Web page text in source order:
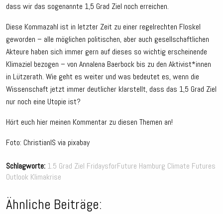
dass wir das sogenannte 1,5 Grad Ziel noch erreichen.
Diese Kommazahl ist in letzter Zeit zu einer regelrechten Floskel
geworden – alle möglichen politischen, aber auch gesellschaftlichen
Akteure haben sich immer gern auf dieses so wichtig erscheinende
Klimaziel bezogen – von Annalena Baerbock bis zu den Aktivist*innen
in Lützerath. Wie geht es weiter und was bedeutet es, wenn die
Wissenschaft jetzt immer deutlicher klarstellt, dass das 1,5 Grad Ziel
nur noch eine Utopie ist?
Hört euch hier meinen Kommentar zu diesen Themen an!
Foto: ChristianIS via pixabay
Schlagworte: 1.5 Grad Ziel FridaysforFuture Hamburg Climate Futures
Outlook Klimakrise
Ähnliche Beiträge: